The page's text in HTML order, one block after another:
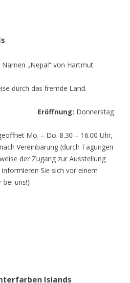
„Nepal“ von Hartmut
durch das fremde Land.
Eröffnung: Donnerstag
Mo. – Do. 8.30 – 16.00 Uhr,
Vereinbarung (durch Tagungen
der Zugang zur Ausstellung
Sie sich vor einem
bei uns!)
Islands